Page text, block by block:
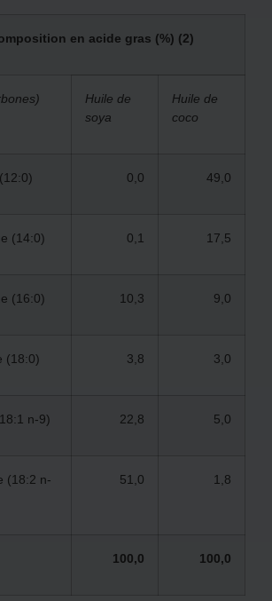
en acide gras (%) (2)
Huile de
soya
Huile de
coco
0,0 49,0
(14:0) 0,1 17,5
(16:0) 10,3 9,0
(18:0) 3,8 3,0
n-9) 22,8 5,0
(18:2 n-
51,0 1,8
100,0 100,0